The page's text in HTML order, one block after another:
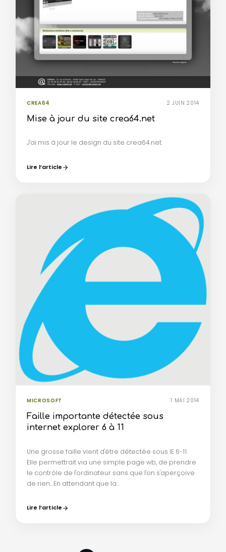
CREA64 2 JUIN 2014
Mise à jour du site crea64.net
J'ai mis à jour le design du site crea64.net.
Lire l’article
MICROSOFT 1 MAI 2014
Faille importante détectée sous
internet explorer 6 à 11
Une grosse faille vient d'être détectée sous IE 6-11.
Elle permettrait via une simple page wb, de prendre
le contrôle de l'ordinateur sans que l'on s'aperçoive
de rien…En attendant que la…
Lire l’article